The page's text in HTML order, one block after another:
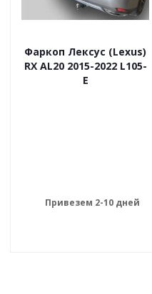
Фаркоп Лексус (Lexus)
RX AL20 2015-2022 L105-
E
Привезем 2-10 дней